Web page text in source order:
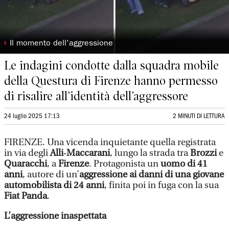
◗ Il momento dell'aggressione
Le indagini condotte dalla squadra mobile
della Questura di Firenze hanno permesso
di risalire all’identità dell’aggressore
24 luglio 2025 17:13 2 MINUTI DI LETTURA
FIRENZE. Una vicenda inquietante quella registrata
in via degliAlli‑Maccarani, lungo la strada traBrozzie
Quaracchi, aFirenze. Protagonista unuomo di 41
anni, autore di un’aggressione ai danni di una giovane
automobilista di 24 anni, finita poi in fuga con la sua
Fiat Panda.
L’aggressione inaspettata